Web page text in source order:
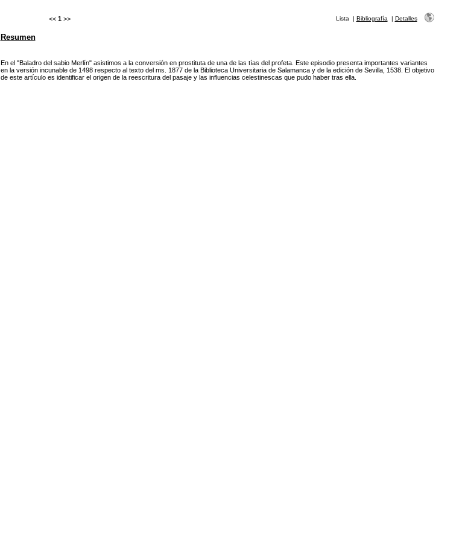
<< 1 >> Lista | Bibliografía | Detalles
Resumen
En el "Baladro del sabio Merlín" asistimos a la conversión en prostituta de una de las tías del profeta. Este episodio presenta importantes variantes
en la versión incunable de 1498 respecto al texto del ms. 1877 de la Biblioteca Universitaria de Salamanca y de la edición de Sevilla, 1538. El objetivo
de este artículo es identificar el origen de la reescritura del pasaje y las influencias celestinescas que pudo haber tras ella.